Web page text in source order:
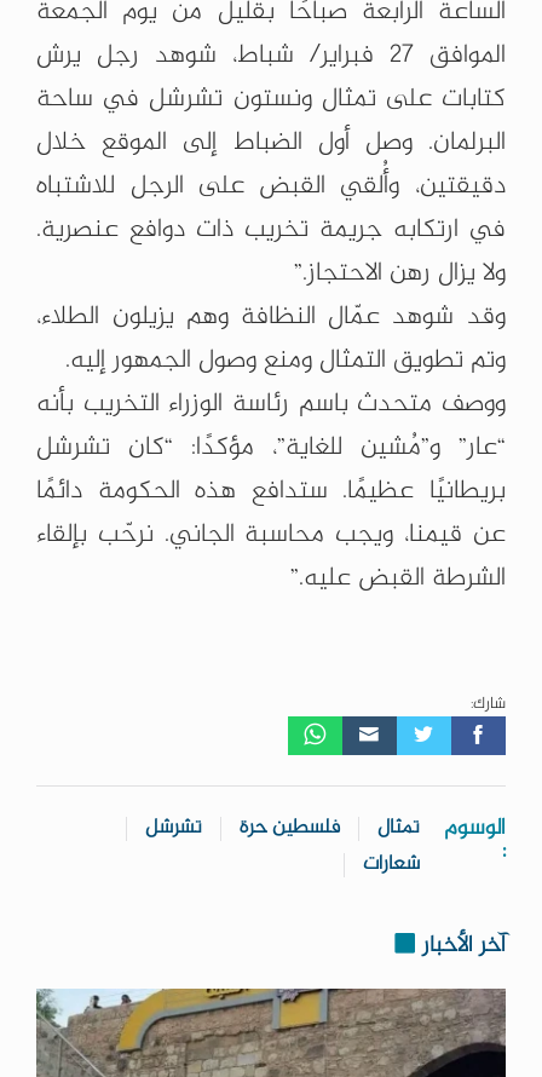
الساعة الرابعة صباحًا بقليل من يوم الجمعة
الموافق 27 فبراير/ شباط، شوهد رجل يرش
كتابات على تمثال ونستون تشرشل في ساحة
البرلمان. وصل أول الضباط إلى الموقع خلال
دقيقتين، وأُلقي القبض على الرجل للاشتباه
في ارتكابه جريمة تخريب ذات دوافع عنصرية.
ولا يزال رهن الاحتجاز.”
وقد شوهد عمّال النظافة وهم يزيلون الطلاء،
وتم تطويق التمثال ومنع وصول الجمهور إليه.
ووصف متحدث باسم رئاسة الوزراء التخريب بأنه
“عار” و”مُشين للغاية”، مؤكدًا: “كان تشرشل
بريطانيًا عظيمًا. ستدافع هذه الحكومة دائمًا
عن قيمنا، ويجب محاسبة الجاني. نرحّب بإلقاء
الشرطة القبض عليه.”
شارك:
الوسوم
:
تمثال فلسطين حرة
تشرشل
شعارات
آخر الأخبار